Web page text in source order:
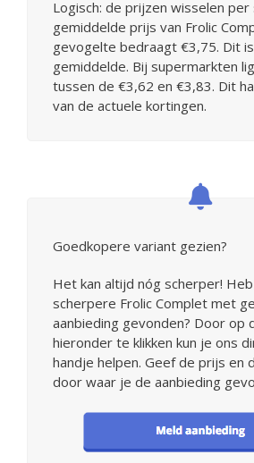
Logisch: de prijzen wisselen per
gemiddelde prijs van Frolic
gevogelte bedraagt €3,75. Dit
gemiddelde. Bij supermarkten
tussen de €3,62 en €3,83. Dit
van de actuele kortingen.
Goedkopere variant gezien?
Het kan altijd nóg scherper!
scherpere Frolic Complet met
aanbieding gevonden? Door op
hieronder te klikken kun je ons
handje helpen. Geef de prijs en
door waar je de aanbieding